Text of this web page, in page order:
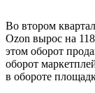
Во втором
Ozon вырос на
этом оборот
оборот
в обороте